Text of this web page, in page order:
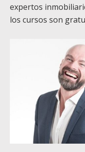
expertos
los cursos son